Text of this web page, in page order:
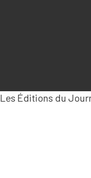
Les Éditions du